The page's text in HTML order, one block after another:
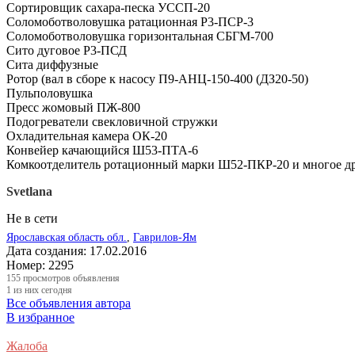
Сортировщик сахара-песка УССП-20
Соломоботволовушка ратационная Р3-ПСР-3
Соломоботволовушка горизонтальная СБГМ-700
Сито дуговое Р3-ПСД
Сита диффузные
Ротор (вал в сборе к насосу П9-АНЦ-150-400 (ДЗ20-50)
Пульполовушка
Пресс жомовый ПЖ-800
Подогреватели свекловичной стружки
Охладительная камера ОК-20
Конвейер качающийся Ш53-ПТА-6
Комкоотделитель ротационный марки Ш52-ПКР-20 и многое
Svetlana
Не в сети
Ярославская область обл. Гаврилов-Ям
Дата создания: 17.02.2016
Номер: 2295
155 просмотров объявления
1 из них сегодня
Все объявления автора
В избранное
Жалоба